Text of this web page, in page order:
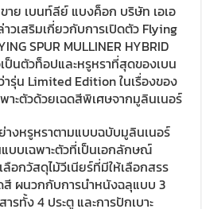
ย เบนท์ลีย์ แบงค็อก บริษัท เอเอ
วเสริมเกี่ยวกับการเปิดตัว Flying
SPUR MULLINER HYBRID
ป็นตัวท็อปและหรูหราที่สุดของเบน
รุ่น Limited Edition ในเรื่องของ
ะตัวด้วยเฉดสีพิเศษจากมูลินเนอร์
งหรูหราตามแบบฉบับมูลินเนอร์
บบเฉพาะตัวที่เป็นเอกลักษณ์
อกวัสดุไม้วีเนียร์ที่มีให้เลือกสรร
สี ผนวกกับการนำหนังฉลุแบบ 3
รทั้ง 4 ประตู และการปักเบาะ